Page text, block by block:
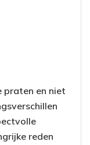
praten en niet
reden